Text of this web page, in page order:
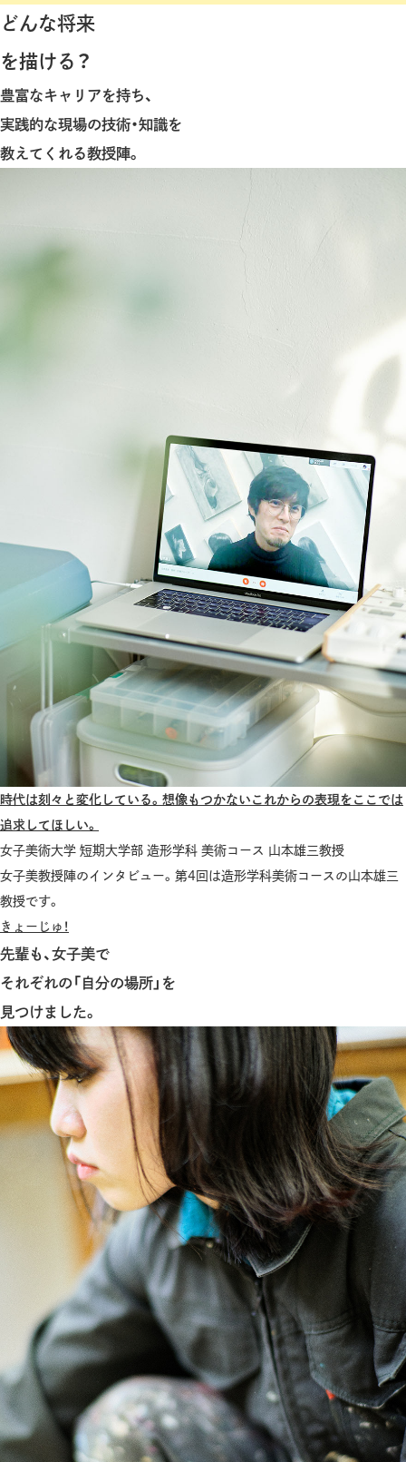
どんな将来
を描ける？
豊富なキャリアを持ち、
実践的な現場の技術・知識を
教えてくれる教授陣。
時代は刻々と変化している。想像もつかないこれからの表現をここでは
追求してほしい。
女子美術大学 短期大学部 造形学科 美術コース 山本雄三教授
女子美教授陣のインタビュー。第4回は造形学科美術コースの山本雄三
教授です。
きょーじゅ！
先輩も、女子美で
それぞれの「自分の場所」を
見つけました。